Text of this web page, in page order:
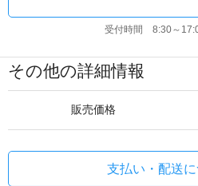
受付時間 8:30～
その他の詳細情報
販売価格
支払い・配送